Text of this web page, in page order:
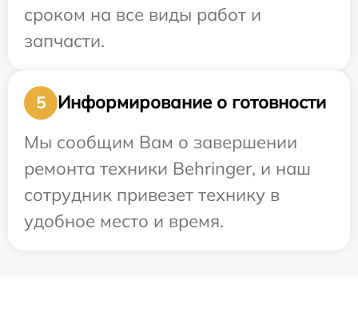
сроком на все виды работ и
запчасти.
5
Информирование о готовности
Мы сообщим Вам о завершении
ремонта техники Behringer, и наш
сотрудник привезет технику в
удобное место и время.